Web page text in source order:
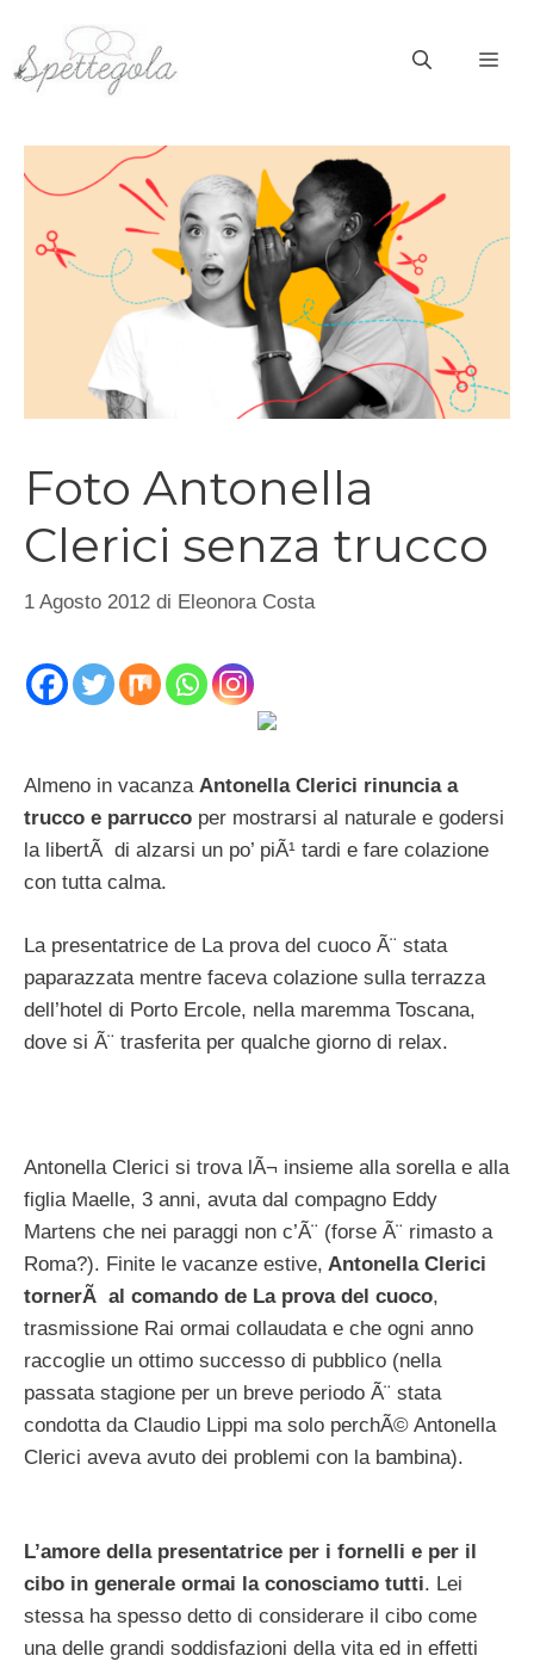
contenuto
Foto Antonella
Clerici senza trucco
1 Agosto 2012 di Eleonora Costa
Almeno in vacanza Antonella Clerici rinuncia a
trucco e parrucco per mostrarsi al naturale e godersi
la libertÃ di alzarsi un po’ piÃ¹ tardi e fare colazione
con tutta calma.
La presentatrice de La prova del cuoco Ã¨ stata
paparazzata mentre faceva colazione sulla terrazza
dell’hotel di Porto Ercole, nella maremma Toscana,
dove si Ã¨ trasferita per qualche giorno di relax.
Antonella Clerici si trova lÃ¬ insieme alla sorella e alla
figlia Maelle, 3 anni, avuta dal compagno Eddy
Martens che nei paraggi non c’Ã¨ (forse Ã¨ rimasto a
Roma?). Finite le vacanze estive, Antonella Clerici
tornerÃ al comando de La prova del cuoco,
trasmissione Rai ormai collaudata e che ogni anno
raccoglie un ottimo successo di pubblico (nella
passata stagione per un breve periodo Ã¨ stata
condotta da Claudio Lippi ma solo perchÃ© Antonella
Clerici aveva avuto dei problemi con la bambina).
L’amore della presentatrice per i fornelli e per il
cibo in generale ormai la conosciamo tutti. Lei
stessa ha spesso detto di considerare il cibo come
una delle grandi soddisfazioni della vita ed in effetti